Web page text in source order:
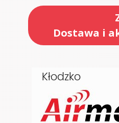
Dostawa i